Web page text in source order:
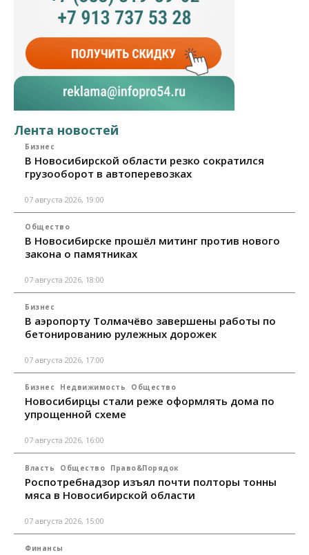
Лента новостей
Бизнес
В Новосибирской области резко сократился
грузооборот в автоперевозках
07 августа 2026, 19:00
Общество
В Новосибирске прошёл митинг против нового
закона о памятниках
07 августа 2026, 18:00
Бизнес
В аэропорту Толмачёво завершены работы по
бетонированию рулежных дорожек
07 августа 2026, 17:00
Бизнес Недвижимость Общество
Новосибирцы стали реже оформлять дома по
упрощенной схеме
07 августа 2026, 16:00
Власть Общество Право&Порядок
Роспотребнадзор изъял почти полторы тонны
мяса в Новосибирской области
07 августа 2026, 15:00
Финансы